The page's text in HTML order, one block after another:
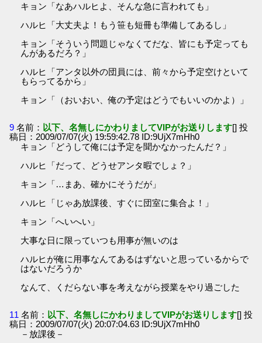
キョン「なあハルヒよ、そんな急に言われても」
ハルヒ「大丈夫よ！もう笹も短冊も準備してあるし」
キョン「そういう問題じゃなくてだな、皆にも予定っても
んがあるだろ？」
ハルヒ「アンタ以外の団員には、前々から予定空けといて
もらってるから」
キョン「（おいおい、俺の予定はどうでもいいのかよ）」
9 名前： 以下、名無しにかわりましてVIPがお送りします[] 投
稿日：2009/07/07(火) 19:59:42.78 ID:9UjX7mHh0
キョン「どうして俺には予定を聞かなかったんだ？」
ハルヒ「だって、どうせアンタ暇でしょ？」
キョン「…まあ、確かにそうだが」
ハルヒ「じゃあ放課後、すぐに団室に集合よ！」
キョン「へいへい」
大事な日に限っていつも用事が無いのは
ハルヒが俺に用事なんてあるはずないと思っているからで
はないだろうか
なんて、くだらない事を考えながら授業をやり過ごした
11 名前： 以下、名無しにかわりましてVIPがお送りします[] 投
稿日：2009/07/07(火) 20:07:04.63 ID:9UjX7mHh0
－放課後－